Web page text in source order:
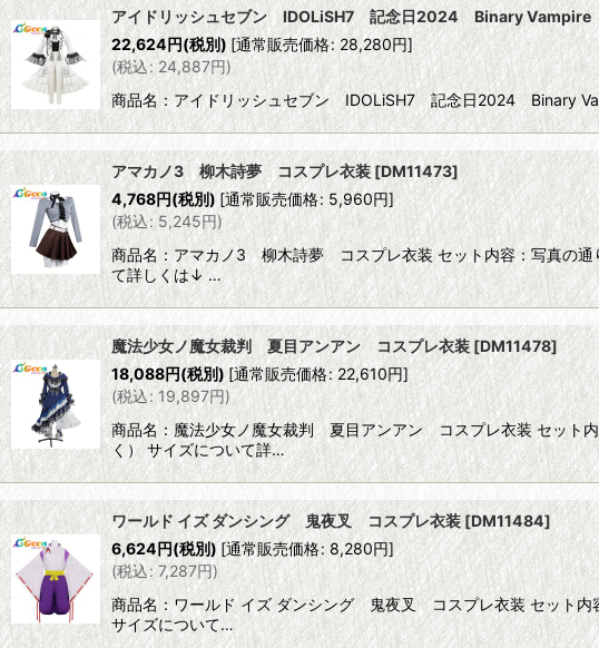
アイドリッシュセブン IDOLiSH7 記念日2024 Binary
22,624円(税別) [通常販売価格: 28,280円]
(税込: 24,887円)
商品名：アイドリッシュセブン IDOLiSH7 記念日2024 Binary
アマカノ3 柳木詩夢 コスプレ衣装[DM11473]
4,768円(税別)[通常販売価格: 5,960円]
(税込: 5,245円)
商品名：アマカノ3 柳木詩夢 コスプレ衣装 セット内容：写真の通
て詳しくは↓ …
魔法少女ノ魔女裁判 夏目アンアン コスプレ衣装 [DM11478]
18,088円(税別)[通常販売価格: 22,610円]
(税込: 19,897円)
商品名：魔法少女ノ魔女裁判 夏目アンアン コスプレ衣装 セット
く） サイズについて詳…
ワールド イズ ダンシング 鬼夜叉 コスプレ衣装 [DM11484]
6,624円(税別) [通常販売価格: 8,280円]
(税込: 7,287円)
商品名：ワールド イズ ダンシング 鬼夜叉 コスプレ衣装 セット内
サイズについて…